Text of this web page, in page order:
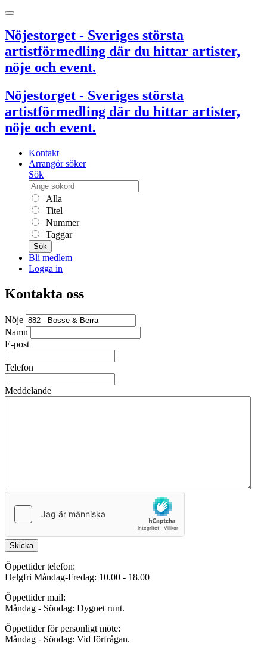
Nöjestorget - Sveriges största
artistförmedling där du hittar artister,
nöje och event.
Nöjestorget - Sveriges största
artistförmedling där du hittar artister,
nöje och event.
Kontakt
Arrangör söker
Sök
Alla
Titel
Nummer
Taggar
Sök
Bli medlem
Logga in
Kontakta oss
Nöje
Namn
E-post
Telefon
Meddelande
Skicka
Öppettider telefon:
Helgfri Måndag-Fredag: 10.00 - 18.00
Öppettider mail:
Måndag - Söndag: Dygnet runt.
Öppettider för personligt möte:
Måndag - Söndag: Vid förfrågan.